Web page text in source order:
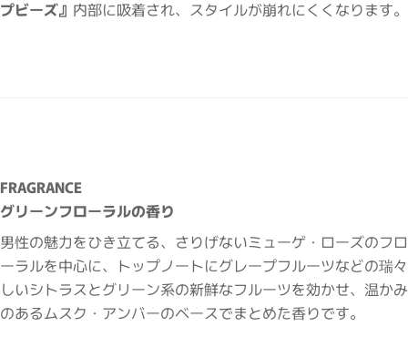
プビーズ』 内部に吸着され、スタイルが崩れにくくなります。
FRAGRANCE
グリーンフローラルの香り
男性の魅力をひき立てる、さりげないミューゲ・ローズのフロ
ーラルを中心に、トップノートにグレープフルーツなどの瑞々
しいシトラスとグリーン系の新鮮なフルーツを効かせ、温かみ
のあるムスク・アンバーのベースでまとめた香りです。